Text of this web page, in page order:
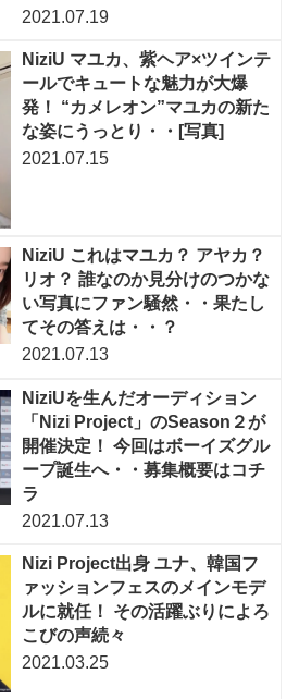
2021.07.19
NiziU マユカ、紫ヘア×ツインテ
ールでキュートな魅力が大爆
発！ “カメレオン”マユカの新た
な姿にうっとり・・[写真]
2021.07.15
NiziU これはマユカ？ アヤカ？
リオ？ 誰なのか見分けのつかな
い写真にファン騒然・・果たし
てその答えは・・？
2021.07.13
NiziUを生んだオーディション
「Nizi Project」のSeason２が
開催決定！ 今回はボーイズグル
ープ誕生へ・・募集概要はコチ
ラ
2021.07.13
Nizi Project出身 ユナ、韓国フ
ァッションフェスのメインモデ
ルに就任！ その活躍ぶりによろ
こびの声続々
2021.03.25